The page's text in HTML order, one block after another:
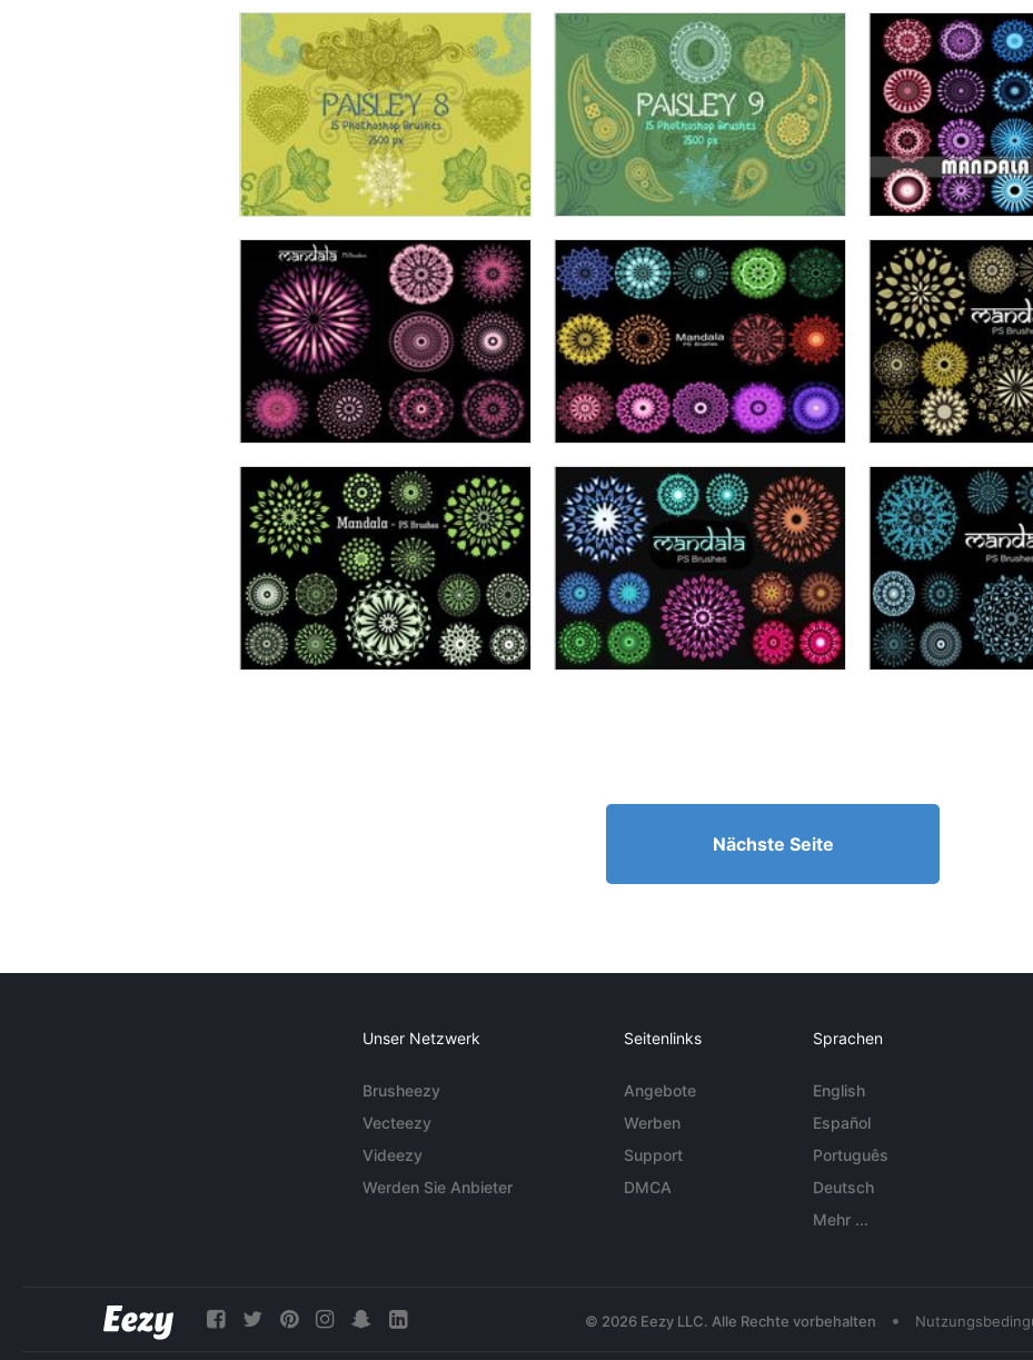
Nächste Seite
Unser Netzwerk
Brusheezy
Vecteezy
Videezy
Werden Sie Anbieter
Seitenlinks
Angebote
Werben
Support
DMCA
Sprachen
English
Español
Português
Deutsch
Mehr ...
© 2026 Eezy LLC. Alle Rechte vorbehalten •